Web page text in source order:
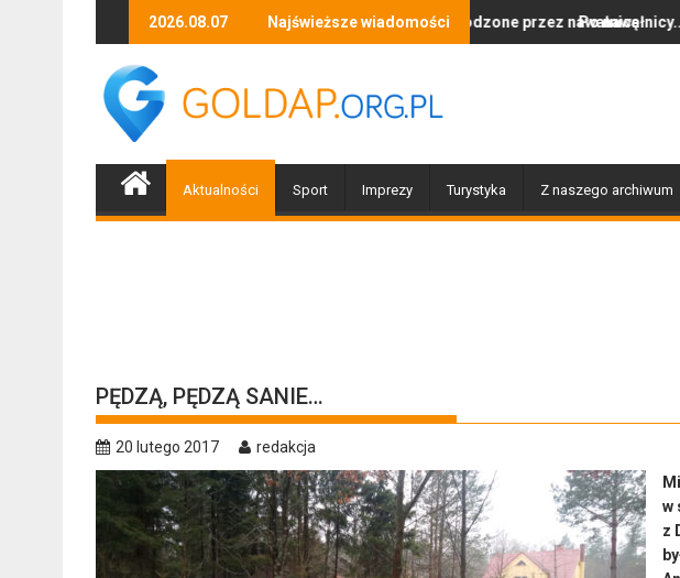
2026.08.07 Najświeższe wiadomości
tańca i niezapomnianych emocji!
Uwaga! Usuwamy drzewa uszkodzone przez nawałnicę
Po nawałnicy...
Aktualności Sport Imprezy Turystyka Z naszego archiwum
PĘDZĄ, PĘDZĄ SANIE…
20 lutego 2017
redakcja
w
z